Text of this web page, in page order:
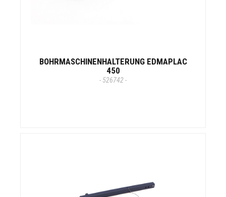
BOHRMASCHINENHALTERUNG EDMAPLAC
450
- 526742 -